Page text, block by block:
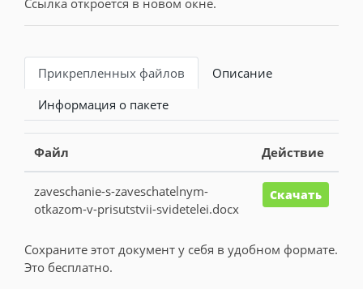
Ссылка откроется в новом окне.
Прикрепленных файлов
Описание
Информация о пакете
Файл Действие
zaveschanie-s-zaveschatelnym-
otkazom-v-prisutstvii-svidetelei.docx
Скачать
Сохраните этот документ у себя в удобном формате.
Это бесплатно.